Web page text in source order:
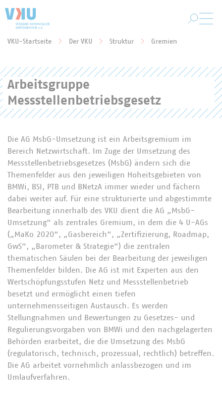
VKU-Startseite Der VKU Struktur Gremien
Arbeitsgruppe
Messstellenbetriebsgesetz
Die AG MsbG-Umsetzung ist ein Arbeitsgremium im
Bereich Netzwirtschaft. Im Zuge der Umsetzung des
Messstellenbetriebsgesetzes (MsbG) ändern sich die
Themenfelder aus den jeweiligen Hoheitsgebieten von
BMWi, BSI, PTB und BNetzA immer wieder und fächern
dabei weiter auf. Für eine strukturierte und abgestimmte
Bearbeitung innerhalb des VKU dient die AG „MsbG-
Umsetzung“ als zentrales Gremium, in dem die 4 U-AGs
(„MaKo 2020“, „Gasbereich“, „Zertifizierung, Roadmap,
GwS“, „Barometer & Strategie“) die zentralen
thematischen Säulen bei der Bearbeitung der jeweiligen
Themenfelder bilden. Die AG ist mit Experten aus den
Wertschöpfungsstufen Netz und Messstellenbetrieb
besetzt und ermöglicht einen tiefen
unternehmensseitigen Austausch. Es werden
Stellungnahmen und Bewertungen zu Gesetzes- und
Regulierungsvorgaben von BMWi und den nachgelagerten
Behörden erarbeitet, die die Umsetzung des MsbG
(regulatorisch, technisch, prozessual, rechtlich) betreffen.
Die AG arbeitet vornehmlich anlassbezogen und im
Umlaufverfahren.